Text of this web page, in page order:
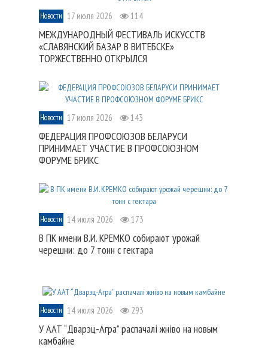
Новости 17 июля 2026 114
МЕЖДУНАРОДНЫЙ ФЕСТИВАЛЬ ИСКУССТВ
«СЛАВЯНСКИЙ БАЗАР В ВИТЕБСКЕ»
ТОРЖЕСТВЕННО ОТКРЫЛСЯ
Новости 17 июля 2026 143
ФЕДЕРАЦИЯ ПРОФСОЮЗОВ БЕЛАРУСИ
ПРИНИМАЕТ УЧАСТИЕ В ПРОФСОЮЗНОМ
ФОРУМЕ БРИКС
Новости 14 июля 2026 173
В ПК имени В.И. КРЕМКО собирают урожай
черешни: до 7 тонн с гектара
Новости 14 июля 2026 293
У ААТ “Дварэц-Агра” распачалі жніво на новым
камбайне